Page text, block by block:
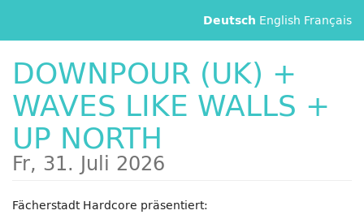
springen
Deutsch English Français
DOWNPOUR (UK) +
WAVES LIKE WALLS +
UP NORTH
Fr, 31. Juli 2026
Fächerstadt Hardcore präsentiert: